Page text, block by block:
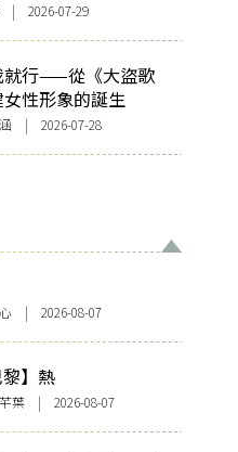
2026-07-29
就行——從《大盜歌
性形象的誕生
| 2026-07-28
| 2026-08-07
】熱
葉 | 2026-08-07